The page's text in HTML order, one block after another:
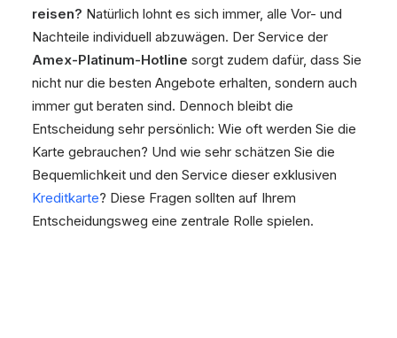
reisen? Natürlich lohnt es sich immer, alle Vor- und
Nachteile individuell abzuwägen. Der Service der
Amex-Platinum-Hotline sorgt zudem dafür, dass Sie
nicht nur die besten Angebote erhalten, sondern auch
immer gut beraten sind. Dennoch bleibt die
Entscheidung sehr persönlich: Wie oft werden Sie die
Karte gebrauchen? Und wie sehr schätzen Sie die
Bequemlichkeit und den Service dieser exklusiven
Kreditkarte? Diese Fragen sollten auf Ihrem
Entscheidungsweg eine zentrale Rolle spielen.